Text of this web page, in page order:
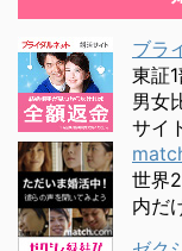
ブラ
東証
男女
サイ
世界
内だ